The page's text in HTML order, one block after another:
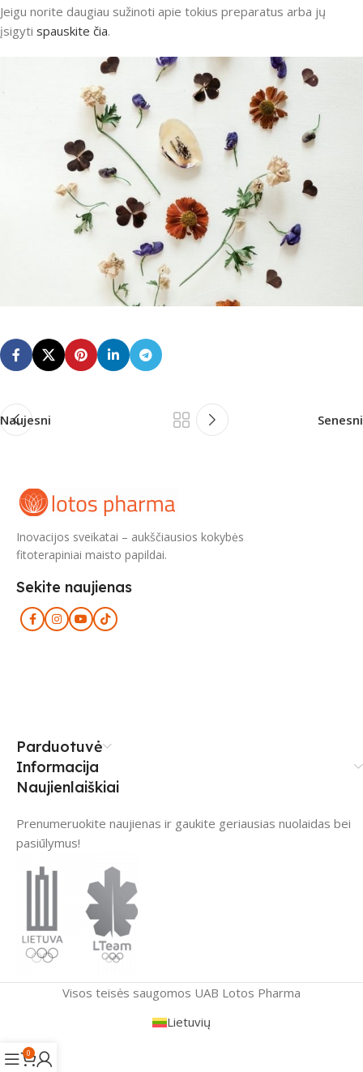
Jeigu norite daugiau sužinoti apie tokius preparatus arba jų
įsigyti spauskite čia.
Naujesni Senesni
Inovacijos sveikatai – aukščiausios kokybės
fitoterapiniai maisto papildai.
Sekite naujienas
Parduotuvė
Informacija
Naujienlaiškiai
Prenumeruokite naujienas ir gaukite geriausias nuolaidas bei
pasiūlymus!
Visos teisės saugomos UAB Lotos Pharma
0
Lietuvių